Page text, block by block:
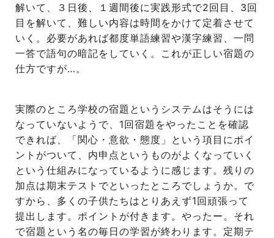
解いて、３日後、１週間後に実践形式で2回目、3回
目を解いて、難しい内容は時間をかけて定着させて
いく。必要があれば都度単語練習や漢字練習、一問
一答で語句の暗記をしていく。これが正しい宿題の
仕方ですが…。
実際のところ学校の宿題というシステムはそうには
なっていないようで、1回宿題をやったことを確認
できれば、「関心・意欲・態度」という項目にポイ
ントがついて、内申点というものがよくなっていく
という仕組みになっているように感じます。残りの
加点は期末テストでといったところでしょうか。で
すから、多くの子供たちはとりあえず1回頑張って
提出します。ポイントが付きます。やったー。それ
で宿題という名の毎日の学習が終わります。定期テ